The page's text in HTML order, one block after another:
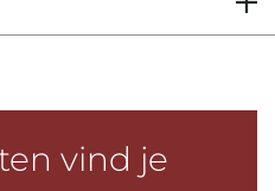
vind je